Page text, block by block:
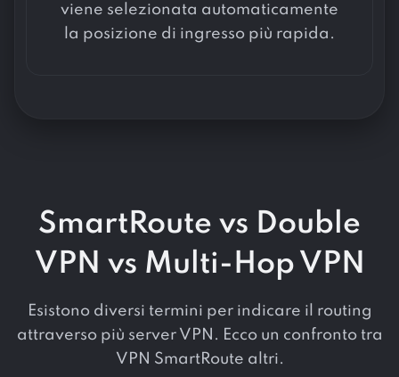
viene selezionata automaticamente
la posizione di ingresso più rapida.
SmartRoute vs Double
VPN vs Multi-Hop VPN
Esistono diversi termini per indicare il routing
attraverso più server VPN. Ecco un confronto tra
VPN SmartRoute altri.